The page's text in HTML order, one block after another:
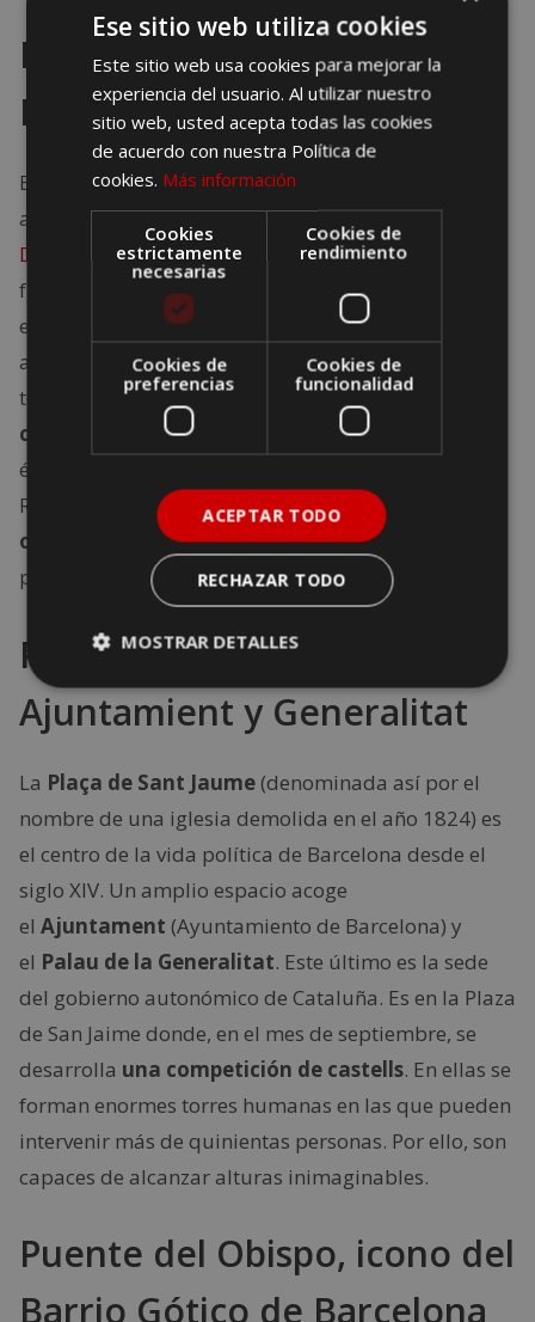
Museo Frederic Marès en el
Barrio Gótico de Barcelona
El Museo Frederic Marèsfue inaugurado en 1948,
albergando la colección del artistaFrederic Marès i
Deulovol
. El edificio en el que se encuentra situado
fue sede de la Inquisición durante el siglo XV. Sin
embargo, es cierto que las instalaciones se han ido
ampliando para poder acoger más piezas. En él
tendrás la oportunidad de conoceruna gran
colección de esculturas
que están clasificadas por
épocas. Estas son: Antigüedad, Románico, Gótico,
Renacimiento, Barroco y Siglo XIX. También podrás
observar objetos cotidianos del siglo XIX
peines, pipas, fotografías, relojes y abanicos.
Plaça de Sant Jaume,
Ajuntamient y Generalitat
La Plaça de Sant Jaume(denominada así por el
nombre de una iglesia demolida en el año 1824) es
el centro de la vida política de Barcelona desde el
siglo XIV. Un amplio espacio acoge
el Ajuntament (Ayuntamiento de Barcelona) y
el Palau de la Generalitat. Este último es la sede
del gobierno autonómico de Cataluña. Es en la Plaza
de San Jaime donde, en el mes de septiembre, se
desarrolla una competición de castells. En ellas se
forman enormes torres humanas en las que pueden
intervenir más de quinientas personas. Por ello, son
capaces de alcanzar alturas inimaginables.
Puente del Obispo, icono del
Barrio Gótico de Barcelona
Ese sitio web utiliza cookies
Este sitio web usa cookies para mejorar la
experiencia del usuario. Al utilizar nuestro
sitio web, usted acepta todas las cookies
de acuerdo con nuestra Política de
cookies. Más información
Cookies
estrictamente
necesarias
Cookies de
rendimiento
Cookies de
preferencias
Cookies de
funcionalidad
ACEPTAR TODO
RECHAZAR TODO
MOSTRAR DETALLES